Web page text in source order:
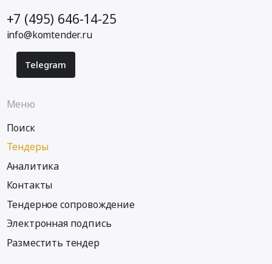
+7 (495) 646-14-25
info@komtender.ru
Telegram
Меню
Поиск
Тендеры
Аналитика
Контакты
Тендерное сопровождение
Электронная подпись
Разместить тендер